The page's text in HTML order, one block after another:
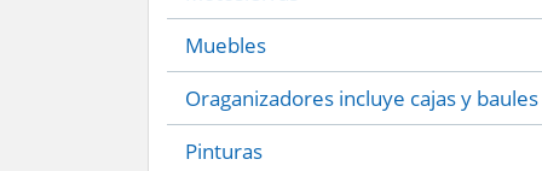
Muebles
Oraganizadores incluye cajas y baules
Pinturas